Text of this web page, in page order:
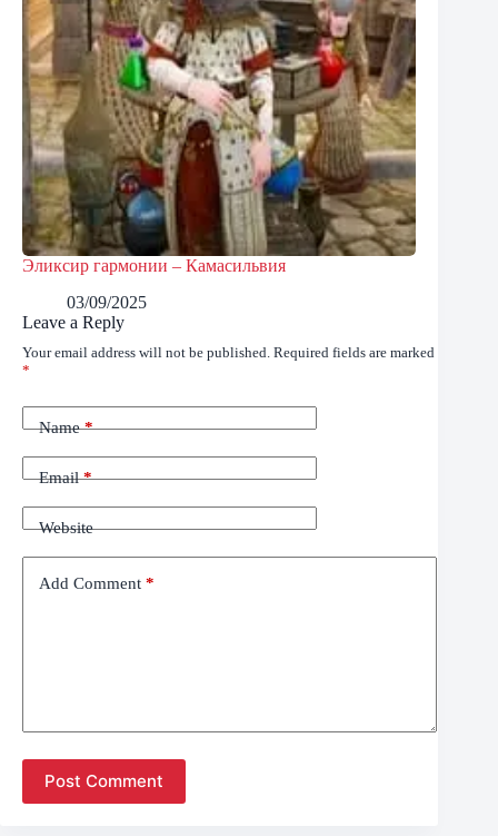
Эликсир гармонии – Камасильвия
03/09/2025
Leave a Reply
Your email address will not be published. Required fields are marked
*
Name*
Email*
Website
Add Comment *
Post Comment